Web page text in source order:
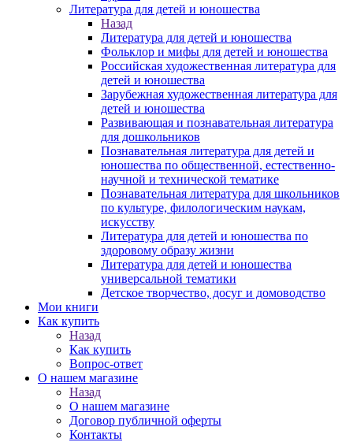
Литература для детей и юношества
Назад
Литература для детей и юношества
Фольклор и мифы для детей и юношества
Российская художественная литература для
детей и юношества
Зарубежная художественная литература для
детей и юношества
Развивающая и познавательная литература
для дошкольников
Познавательная литература для детей и
юношества по общественной, естественно-
научной и технической тематике
Познавательная литература для школьников
по культуре, филологическим наукам,
искусству
Литература для детей и юношества по
здоровому образу жизни
Литература для детей и юношества
универсальной тематики
Детское творчество, досуг и домоводство
Мои книги
Как купить
Назад
Как купить
Вопрос-ответ
О нашем магазине
Назад
О нашем магазине
Договор публичной оферты
Контакты